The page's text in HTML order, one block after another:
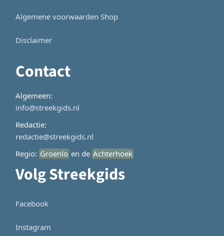
Algemene voorwaarden Shop
Disclaimer
Contact
Algemeen:
info@streekgids.nl
Redactie:
redactie@streekgids.nl
Regio: Groenlo en de Achterhoek
Volg Streekgids
Facebook
Instagram